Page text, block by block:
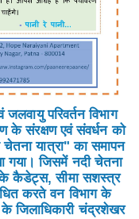
परिवर्तन विभाग
के संरक्षण एवं संवर्धन को
यात्रा" का समापन
गया। जिसमें नदी चेतना
के कैडेट्स, सीमा सशस्त्र
करते वन विभाग के
जिलाधिकारी चंद्रशेखर